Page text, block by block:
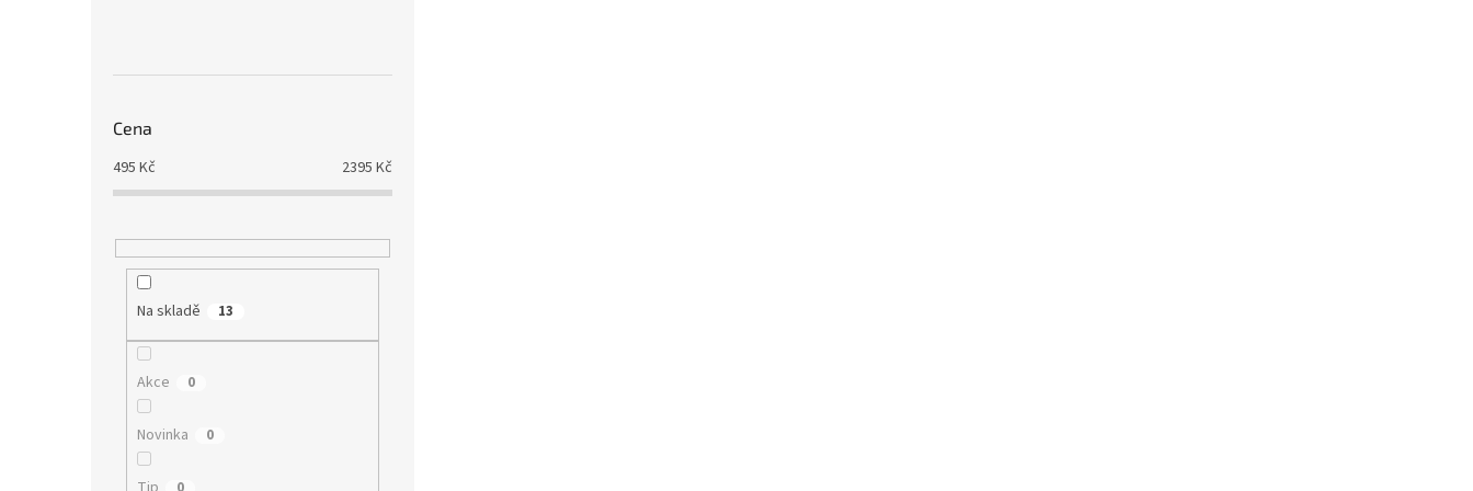
Cena
495 Kč 2395 Kč
Na skladě 13
Akce 0
Novinka 0